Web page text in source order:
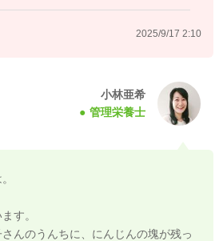
2025/9/17 2:10
小林亜希
管理栄養士
す。
んのうんちに、にんじんの塊が残っ